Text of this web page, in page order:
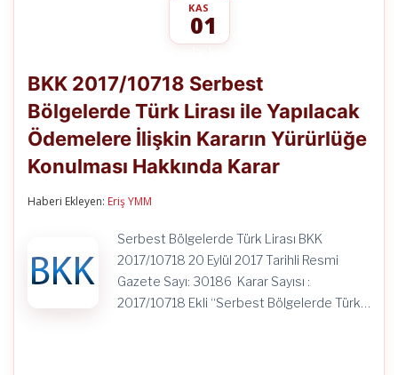
KAS
01
Serbest
Bölgelerde
Türk
ile
Yapılacak
Ödemelere
Konulması
Hakkında
Karar
için
BKK 2017/10718 Serbest
Bölgelerde Türk Lirası ile Yapılacak
Ödemelere İlişkin Kararın Yürürlüğe
Konulması Hakkında Karar
Haberi Ekleyen: Eriş YMM
Serbest Bölgelerde Türk Lirası BKK
2017/10718 20 Eylül 2017 Tarihli Resmi
Gazete Sayı: 30186 Karar Sayısı :
2017/10718 Ekli “Serbest Bölgelerde Türk…